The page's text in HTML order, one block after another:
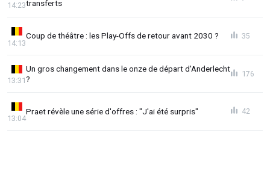
transferts
14:23
Coup de théâtre : les Play-Offs de retour avant 2030 ?
14:13
35
Un gros changement dans le onze de départ d'Anderlecht
?
13:31
176
Praet révèle une série d'offres : "J'ai été surpris"
13:04
42